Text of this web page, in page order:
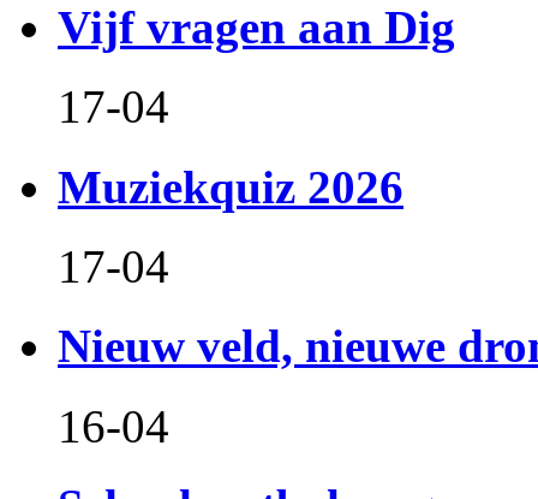
Vijf vragen aan Dig
17-04
Muziekquiz 2026
17-04
Nieuw veld, nieuwe
16-04